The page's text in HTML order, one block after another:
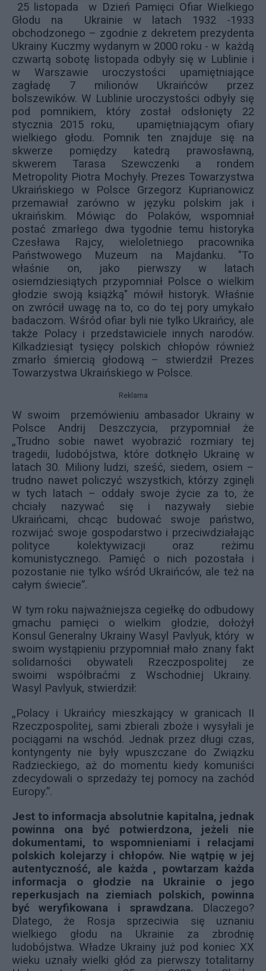
25 listopada w Dzień Pamięci Ofiar Wielkiego
Głodu na Ukrainie w latach 1932 -1933
obchodzonego – zgodnie z dekretem prezydenta
Ukrainy Kuczmy wydanym w 2000 roku - w każdą
czwartą sobotę listopada odbyły się w Lublinie i
w Warszawie uroczystości upamiętniające
zagładę 7 milionów Ukraińców przez
bolszewików. W Lublinie uroczystości odbyły się
pod pomnikiem, który został odsłonięty 22
stycznia 2015 roku, upamiętniającym ofiary
wielkiego głodu. Pomnik ten znajduje się na
skwerze pomiędzy katedrą prawosławną,
skwerem Tarasa Szewczenki a rondem
Metropolity Piotra Mochyły. Prezes Towarzystwa
Ukraińskiego w Polsce Grzegorz Kuprianowicz
przemawiał zarówno w języku polskim jak i
ukraińskim. Mówiąc do Polaków, wspomniał
postać zmarłego dwa tygodnie temu historyka
Czesława Rajcy, wieloletniego pracownika
Państwowego Muzeum na Majdanku. "To
właśnie on, jako pierwszy w latach
osiemdziesiątych przypomniał Polsce o wielkim
głodzie swoją książką" mówił historyk. Właśnie
on zwrócił uwagę na to, co do tej pory umykało
badaczom. Wśród ofiar byli nie tylko Ukraińcy, ale
także Polacy i przedstawiciele innych narodów.
Kilkadziesiąt tysięcy polskich chłopów również
zmarło śmiercią głodową – stwierdził Prezes
Towarzystwa Ukraińskiego w Polsce.
Reklama
W swoim przemówieniu ambasador Ukrainy w
Polsce Andrij Deszczycia, przypomniał że
„Trudno sobie nawet wyobrazić rozmiary tej
tragedii, ludobójstwa, które dotknęło Ukrainę w
latach 30. Miliony ludzi, sześć, siedem, osiem –
trudno nawet policzyć wszystkich, którzy zginęli
w tych latach – oddały swoje życie za to, że
chciały nazywać się i nazywały siebie
Ukraińcami, chcąc budować swoje państwo,
rozwijać swoje gospodarstwo i przeciwdziałając
polityce kolektywizacji oraz reżimu
komunistycznego. Pamięć o nich pozostała i
pozostanie nie tylko wśród Ukraińców, ale też na
całym świecie”.
W tym roku najważniejsza cegiełkę do odbudowy
gmachu pamięci o wielkim głodzie, dołożył
Konsul Generalny Ukrainy Wasyl Pavlyuk, który w
swoim wystąpieniu przypomniał mało znany fakt
solidarności obywateli Rzeczpospolitej ze
swoimi współbraćmi z Wschodniej Ukrainy.
Wasyl Pavlyuk, stwierdził:
„Polacy i Ukraińcy mieszkający w granicach II
Rzeczpospolitej, sami zbierali zboże i wysyłali je
pociągami na wschód. Jednak przez długi czas,
kontyngenty nie były wpuszczane do Związku
Radzieckiego, aż do momentu kiedy komuniści
zdecydowali o sprzedaży tej pomocy na zachód
Europy.”.
Jest to informacja absolutnie kapitalna, jednak
powinna ona być potwierdzona, jeżeli nie
dokumentami, to wspomnieniami i relacjami
polskich kolejarzy i chłopów. Nie wątpię w jej
autentyczność, ale każda , powtarzam każda
informacja o głodzie na Ukrainie o jego
reperkusjach na ziemiach polskich, powinna
być weryfikowana i sprawdzana. Dlaczego?
Dlatego, że Rosja sprzeciwia się uznaniu
wielkiego głodu na Ukrainie za zbrodnię
ludobójstwa. Władze Ukrainy już pod koniec XX
wieku uznały wielki głód za pierwszy totalitarny